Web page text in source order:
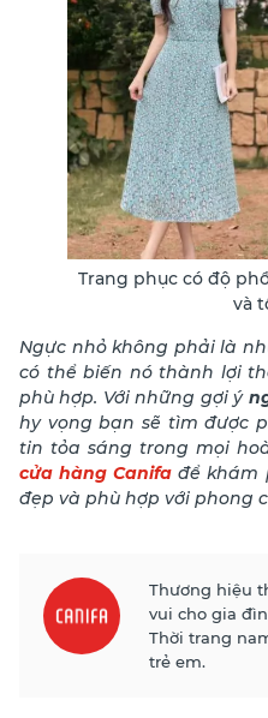
Trang phục có độ
và
Ngực nhỏ không phải là
có thể biến nó thành lợi
phù hợp. Với những gợi ý
hy vọng bạn sẽ tìm được
tin tỏa sáng trong mọi
cửa hàng Canifa để khám
đẹp và phù hợp với phong
Thương hiệu
vui cho gia
Thời trang
trẻ em.